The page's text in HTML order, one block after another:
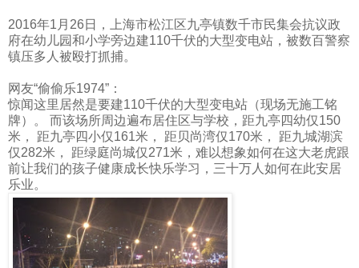
2016年1 月 26 日，上海市松江区九亭镇数千市民集会抗议政
府在幼儿园和小学旁边建110千伏的大型变电站，被数百警察
镇压多人被殴打抓捕。
网友“偷偷乐1974”：
惊闻这里居然是要建110千伏的大型变电站（现场无施工铭
牌）。
而该场所周边遍布居住区与学校，距九亭四幼仅150
米，
距九亭四小仅161米， 距贝尚湾仅170米，
距九城湖滨
仅282米， 距绿庭尚城仅271米，难以想象如何在这大老虎跟
前让我们的孩子健康成长快乐学习，三十万人如何在此安居
乐业。